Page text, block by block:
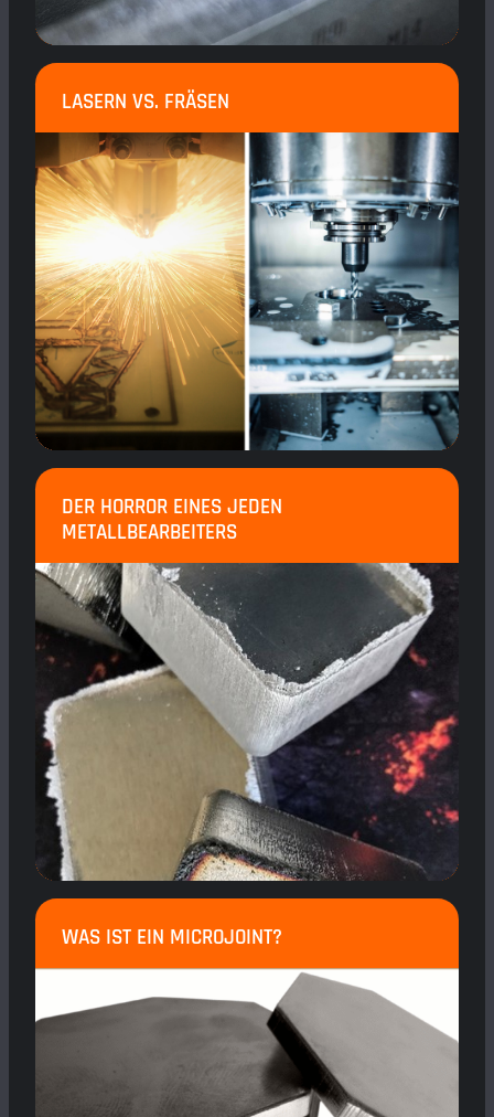
LASERN VS. FRÄSEN
DER HORROR EINES JEDEN
METALLBEARBEITERS
WAS IST EIN MICROJOINT?